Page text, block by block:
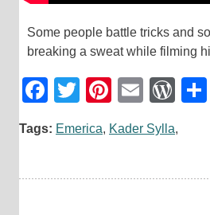
Some people battle tricks and
breaking a sweat while filming
Facebook
TwitterPinterest
Email
Tags: Emerica, Kader Sylla,